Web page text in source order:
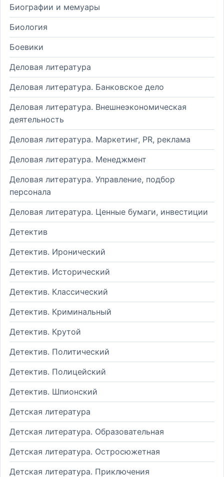
Биографии и мемуары
Биология
Боевики
Деловая литература
Деловая литература. Банковское дело
Деловая литература. Внешнеэкономическая
деятельность
Деловая литература. Маркетинг, PR, реклама
Деловая литература. Менеджмент
Деловая литература. Управление, подбор
персонала
Деловая литература. Ценные бумаги, инвестиции
Детектив
Детектив. Иронический
Детектив. Исторический
Детектив. Классический
Детектив. Криминальный
Детектив. Крутой
Детектив. Политический
Детектив. Полицейский
Детектив. Шпионский
Детская литература
Детская литература. Образовательная
Детская литература. Остросюжетная
Детская литература. Приключения